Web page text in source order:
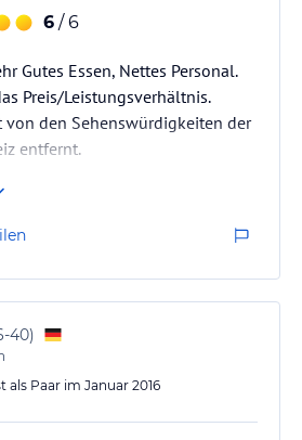
6 / 6
Gutes Essen, Nettes Personal.
Preis/Leistungsverhältnis.
den Sehenswürdigkeiten der
entfernt.
40)
als Paar im Januar 2016